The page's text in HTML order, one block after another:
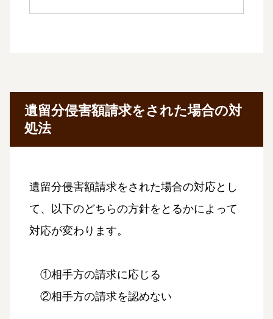
遺留分侵害額請求をされた場合の対
処法
遺留分侵害額請求をされた場合の対応とし
て、以下のどちらの方針をとるかによって
対応が変わります。
①相手方の請求に応じる
②相手方の請求を認めない